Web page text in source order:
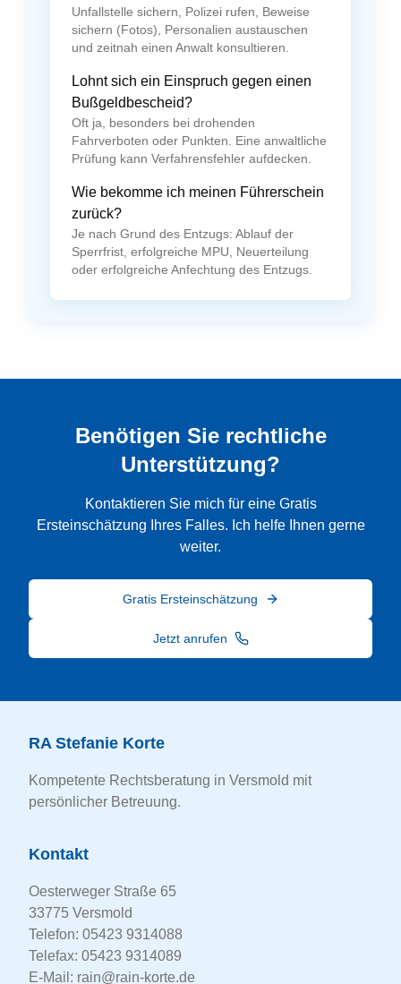
Unfallstelle sichern, Polizei rufen, Beweise
sichern (Fotos), Personalien austauschen
und zeitnah einen Anwalt konsultieren.
Lohnt sich ein Einspruch gegen einen
Bußgeldbescheid?
Oft ja, besonders bei drohenden
Fahrverboten oder Punkten. Eine anwaltliche
Prüfung kann Verfahrensfehler aufdecken.
Wie bekomme ich meinen Führerschein
zurück?
Je nach Grund des Entzugs: Ablauf der
Sperrfrist, erfolgreiche MPU, Neuerteilung
oder erfolgreiche Anfechtung des Entzugs.
Benötigen Sie rechtliche
Unterstützung?
Kontaktieren Sie mich für eine Gratis
Ersteinschätzung Ihres Falles. Ich helfe Ihnen gerne
weiter.
Gratis Ersteinschätzung
Jetzt anrufen
RA Stefanie Korte
Kompetente Rechtsberatung in Versmold mit
persönlicher Betreuung.
Kontakt
Oesterweger Straße 65
33775 Versmold
Telefon: 05423 9314088
Telefax: 05423 9314089
E-Mail: rain@rain-korte.de